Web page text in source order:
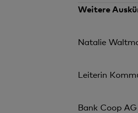
Weitere
Natalie
Leiterin
Bank Coop AG